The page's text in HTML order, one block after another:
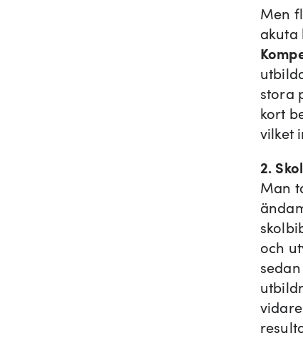
Men
akuta
stora
kort
vilket
2.
Man
och